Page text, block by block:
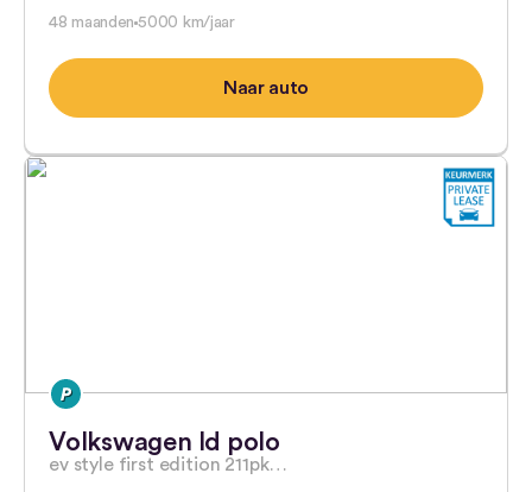
48 maanden 5000 km/jaar
Naar auto
Volkswagen Id polo
ev style first edition 211pk…